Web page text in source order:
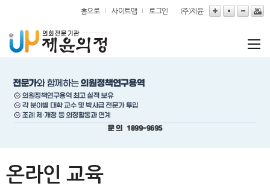
홈으로 사이트맵 로그인 (주)제윤
온라인 교육